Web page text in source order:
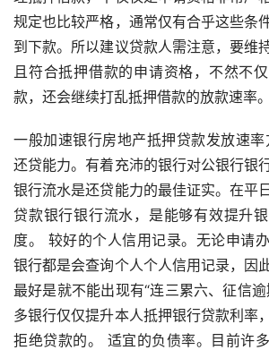
规定也比较严格，通常仅有合乎这些条
到下款。所以建议贷款人需注意，要维
且符合抵押借款的申请资格，不然不
款，还会继续打乱抵押借款的放款速率。
一般加速银行房地产抵押贷款发放速
还贷能力。有着充沛的银行对公银行银
银行流水是还贷能力的最佳证实。在平
贷款银行银行流水，是能够有效提升
度。 较好的个人信用记录。无论申请
银行都是会查询个人个人信用记录，因
最好是就不能出现有“连三累六、征信
多银行仅仅提升本人抵押银行贷款利率
拒绝贷款的。 适宜的负债率。目前许